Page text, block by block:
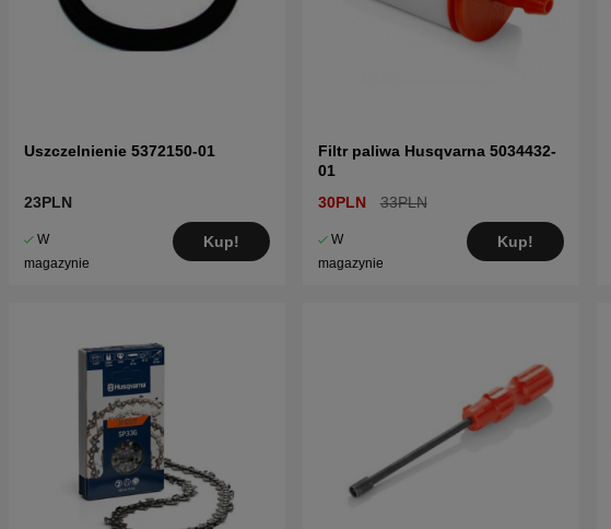
Uszczelnienie 5372150-01
23PLN
W
magazynie
Kup!
Filtr paliwa Husqvarna 5034432-
01
30PLN
33PLN
W
magazynie
Kup!